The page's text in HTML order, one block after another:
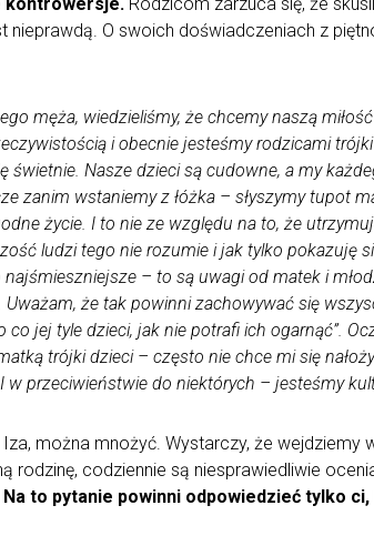
kontrowersje. Rodzicom zarzuca się, że
nieprawdą. O swoich doświadczeniach z
męża, wiedzieliśmy, że chcemy naszą
i obecnie jesteśmy rodzicami
świetnie. Nasze dzieci są cudowne, a my
zanim wstaniemy z łóżka – słyszymy tupot
życie. I to nie ze względu na to, że
ludzi tego nie rozumie i jak tylko pokazuję
– to są uwagi od matek i
Uważam, że tak powinni zachowywać się
co jej tyle dzieci, jak nie potrafi ich ogarnąć”.
trójki dzieci – często nie chce mi się
przeciwieństwie do niektórych – jesteśmy
Iza, można mnożyć. Wystarczy, że
rodzinę, codziennie są niesprawiedliwie
to pytanie powinni odpowiedzieć tylko